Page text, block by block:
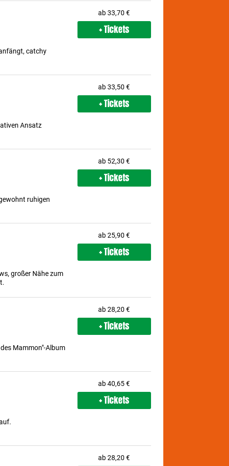
catchy
ab 33,70 €
+ Tickets
Ansatz
ab 33,50 €
+ Tickets
ruhigen
ab 52,30 €
+ Tickets
großer Nähe zum
ab 25,90 €
+ Tickets
Mammon"-Album
ab 28,20 €
+ Tickets
ab 40,65 €
+ Tickets
ab 28,20 €